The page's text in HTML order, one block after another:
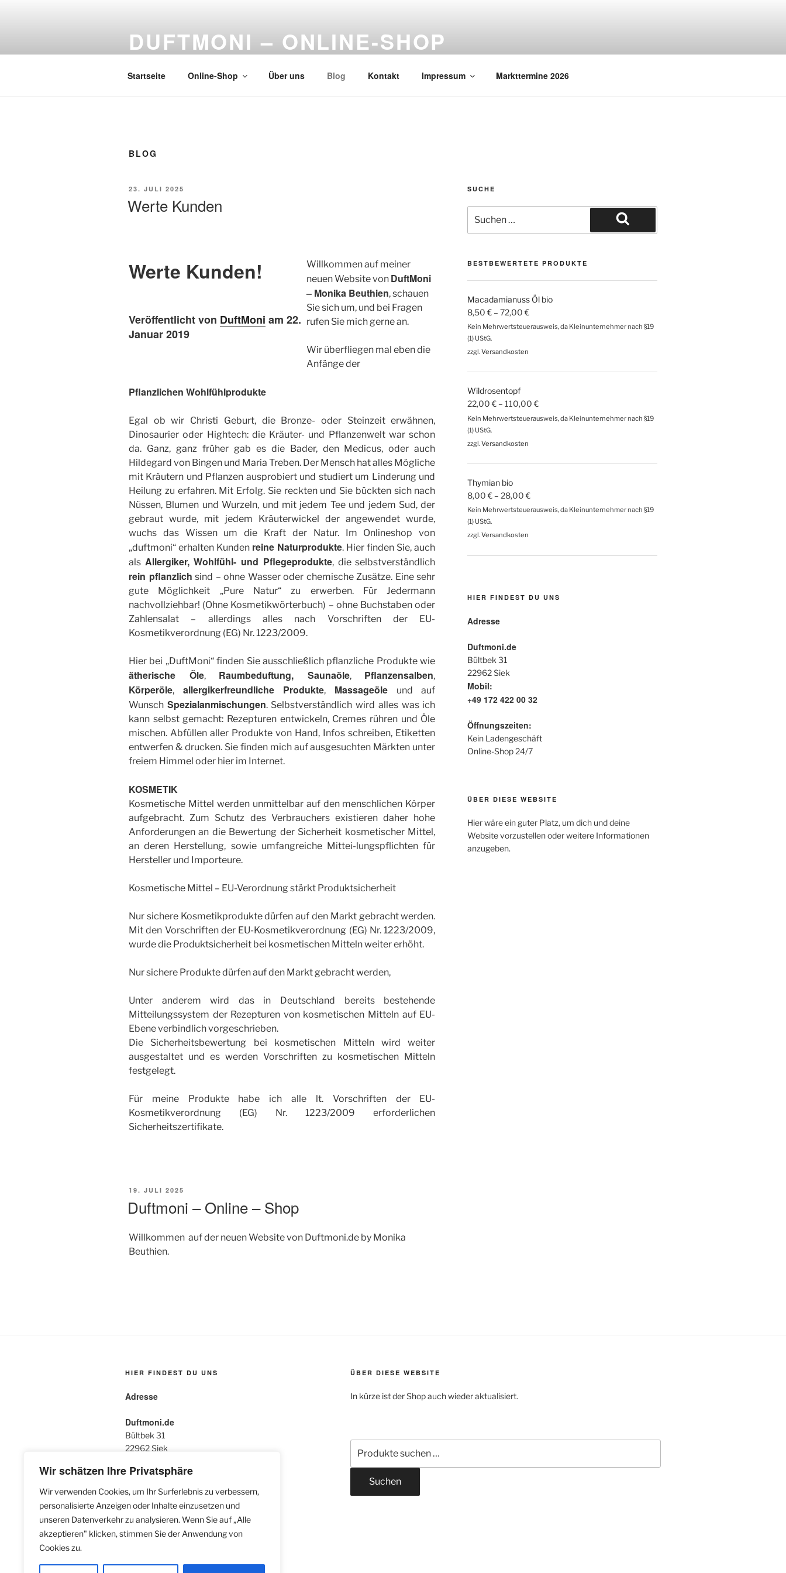
Wir schätzen Ihre Privatsphäre
Wir verwenden Cookies, um Ihr Surferlebnis zu verbessern,
personalisierte Anzeigen oder Inhalte einzusetzen und
unseren Datenverkehr zu analysieren. Wenn Sie auf „Alle
akzeptieren" klicken, stimmen Sie der Anwendung von
Cookies zu.
DUFTMONI – ONLINE-SHOP
Startseite Online-Shop Über uns Blog Kontakt Impressum Markttermine 2026
BLOG
23. JULI 2025
Werte Kunden
Werte Kunden!
Veröffentlicht von DuftMoni am 22.
Januar 2019
Willkommen auf meiner
neuen Website von DuftMoni
– Monika Beuthien, schauen
Sie sich um, und bei Fragen
rufen Sie mich gerne an.
Wir überfliegen mal eben die
Anfänge der
Pflanzlichen Wohlfühlprodukte
Egal ob wir Christi Geburt, die Bronze- oder Steinzeit erwähnen,
Dinosaurier oder Hightech: die Kräuter- und Pflanzenwelt war schon
da. Ganz, ganz früher gab es die Bader, den Medicus, oder auch
Hildegard von Bingen und Maria Treben. Der Mensch hat alles Mögliche
mit Kräutern und Pflanzen ausprobiert und studiert um Linderung und
Heilung zu erfahren. Mit Erfolg. Sie reckten und Sie bückten sich nach
Nüssen, Blumen und Wurzeln, und mit jedem Tee und jedem Sud, der
gebraut wurde, mit jedem Kräuterwickel der angewendet wurde,
wuchs das Wissen um die Kraft der Natur. Im Onlineshop von
„duftmoni“ erhalten Kunden reine Naturprodukte. Hier finden Sie, auch
als Allergiker, Wohlfühl- und Pflegeprodukte, die selbstverständlich
rein pflanzlich sind – ohne Wasser oder chemische Zusätze. Eine sehr
gute Möglichkeit „Pure Natur“ zu erwerben. Für Jedermann
nachvollziehbar! (Ohne Kosmetikwörterbuch) – ohne Buchstaben oder
Zahlensalat – allerdings alles nach Vorschriften der EU-
Kosmetikverordnung (EG) Nr. 1223/2009.
Hier bei „DuftMoni“ finden Sie ausschließlich pflanzliche Produkte wie
ätherische Öle, Raumbeduftung, Saunaöle, Pflanzensalben,
Körperöle, allergikerfreundliche Produkte, Massageöle und auf
Wunsch Spezialanmischungen. Selbstverständlich wird alles was ich
kann selbst gemacht: Rezepturen entwickeln, Cremes rühren und Öle
mischen. Abfüllen aller Produkte von Hand, Infos schreiben, Etiketten
entwerfen & drucken. Sie finden mich auf ausgesuchten Märkten unter
freiem Himmel oder hier im Internet.
KOSMETIK
Kosmetische Mittel werden unmittelbar auf den menschlichen Körper
aufgebracht. Zum Schutz des Verbrauchers existieren daher hohe
Anforderungen an die Bewertung der Sicherheit kosmetischer Mittel,
an deren Herstellung, sowie umfangreiche Mittei-lungspflichten für
Hersteller und Importeure.
Kosmetische Mittel – EU-Verordnung stärkt Produktsicherheit
Nur sichere Kosmetikprodukte dürfen auf den Markt gebracht werden.
Mit den Vorschriften der EU-Kosmetikverordnung (EG) Nr. 1223/2009,
wurde die Produktsicherheit bei kosmetischen Mitteln weiter erhöht.
Nur sichere Produkte dürfen auf den Markt gebracht werden,
Unter anderem wird das in Deutschland bereits bestehende
Mitteilungssystem der Rezepturen von kosmetischen Mitteln auf EU-
Ebene verbindlich vorgeschrieben.
Die Sicherheitsbewertung bei kosmetischen Mitteln wird weiter
ausgestaltet und es werden Vorschriften zu kosmetischen Mitteln
festgelegt.
Für meine Produkte habe ich alle lt. Vorschriften der EU-
Kosmetikverordnung (EG) Nr. 1223/2009 erforderlichen
Sicherheitszertifikate.
19. JULI 2025
Duftmoni – Online – Shop
Willkommen auf der neuen Website von Duftmoni.de by Monika
Beuthien.
SUCHE
BESTBEWERTETE PRODUKTE
Macadamianuss Öl bio
8,50€– 72,00€
Kein Mehrwertsteuerausweis, da Kleinunternehmer nach §19
(1) UStG.
zzgl.Versandkosten
Wildrosentopf
22,00€– 110,00€
Kein Mehrwertsteuerausweis, da Kleinunternehmer nach §19
(1) UStG.
zzgl.Versandkosten
Thymian bio
8,00€– 28,00€
Kein Mehrwertsteuerausweis, da Kleinunternehmer nach §19
(1) UStG.
zzgl.Versandkosten
HIER FINDEST DU UNS
Adresse
Duftmoni.de
Bültbek 31
22962 Siek
Mobil:
+49 172 422 00 32
Öffnungszeiten:
Kein Ladengeschäft
Online-Shop 24/7
ÜBER DIESE WEBSITE
Hier wäre ein guter Platz, um dich und deine
Website vorzustellen oder weitere Informationen
anzugeben.
HIER FINDEST DU UNS
Adresse
Duftmoni.de
Bültbek 31
22962 Siek
+49 172 422 00 32
Öffnungszeiten:
Online-Shop 24/7
ÜBER DIESE WEBSITE
In kürze ist der Shop auch wieder aktualisiert.
Suchen